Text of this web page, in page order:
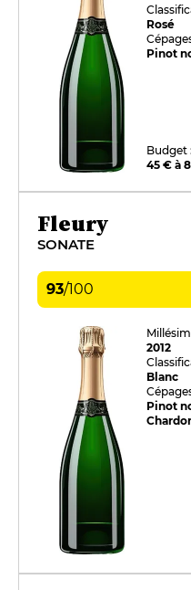
Rosé
Pinot
Budget :
45 € à
Fleury
SONATE
93/100
2012
Blanc
Pinot